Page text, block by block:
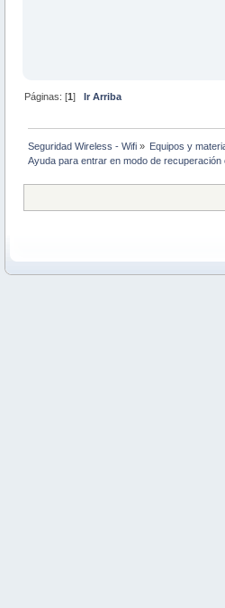
Páginas: [1] Ir Arriba
Seguridad Wireless - Wifi » Equipos y
Ayuda para entrar en modo de